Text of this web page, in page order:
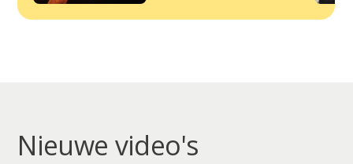
Nieuwe video's